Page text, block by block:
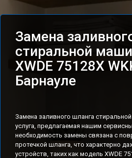
Замена
стиральной
XWDE 75128X
Барнауле
Замена заливного шланга
услуга, предлагаемая нашим
необходимость замены связана с
протечкой шланга, что характерно
устройств, таких как модель XWDE